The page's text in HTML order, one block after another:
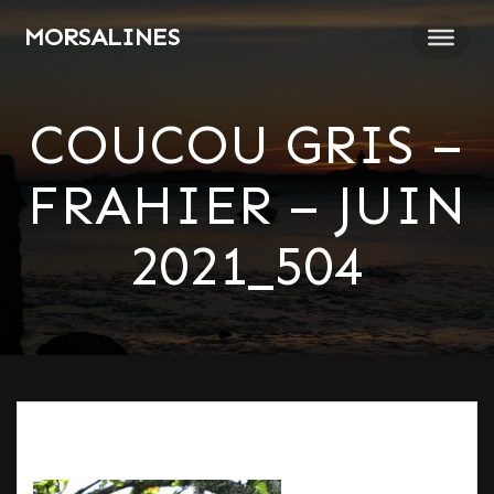
Passer
MORSALINES
COUCOU GRIS –
FRAHIER – JUIN
2021_504